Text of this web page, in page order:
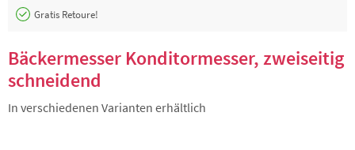
Gratis Retoure!
Bäckermesser Konditormesser, zweiseitig
schneidend
In verschiedenen Varianten erhältlich